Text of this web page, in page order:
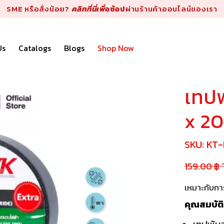
SME หรือสั่งน้อย? คลิกที่นี่เพื่อช้อปผ่านร้านค้าออนไลน์ของเรา
Catalogs Blogs Shop Now
เท
x
SKU:
159.00 ฿
เหมาะกับ
คุณสมบัติ